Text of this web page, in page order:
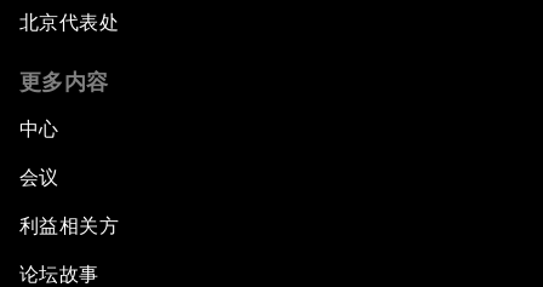
北京代表处
更多内容
中心
会议
利益相关方
论坛故事